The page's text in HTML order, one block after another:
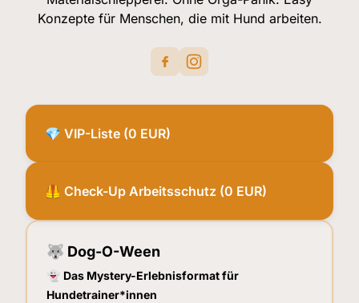
Konzepte für Menschen, die mit Hund arbeiten.
💎 VIP-Liste (0 EUR)
🦺 Check-Up Arbeitsschutz (0 EUR)
🐺 Dog-O-Ween
👻 Das Mystery-Erlebnisformat für
Hundetrainer*innen